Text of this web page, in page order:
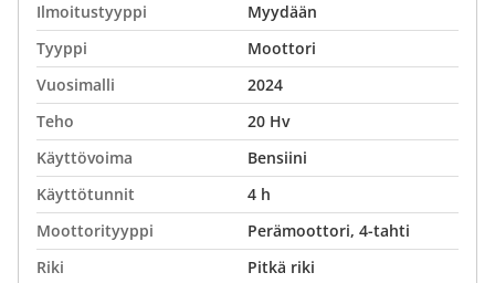
Ilmoitustyyppi
Myydään
Tyyppi
Moottori
Vuosimalli
2024
Teho
20 Hv
Käyttövoima
Bensiini
Käyttötunnit
4 h
Moottorityyppi
Perämoottori, 4-tahti
Riki
Pitkä riki